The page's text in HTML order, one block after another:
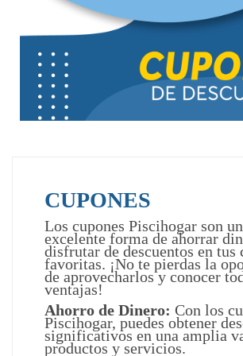
CUPONES
Los cupones Piscihogar son
excelente forma de ahorrar
disfrutar de descuentos en tus
favoritas. ¡No te pierdas la
de aprovecharlos y conocer
ventajas!
Ahorro de Dinero: Con los
Piscihogar, puedes obtener
significativos en una amplia
productos y servicios.